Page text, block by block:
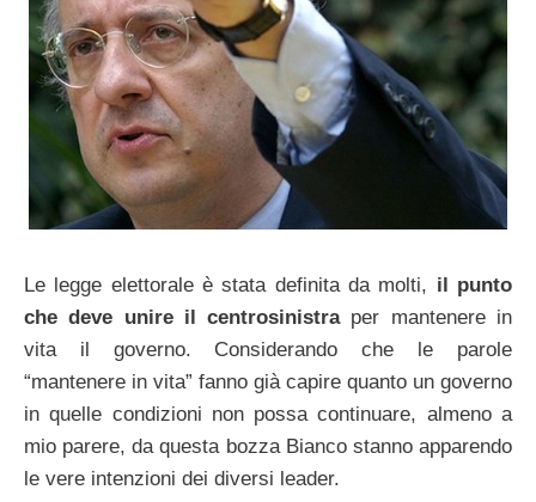
Le legge elettorale è stata definita da molti, il punto
che deve unire il centrosinistraper mantenere in
vita il governo. Considerando che le parole
“mantenere in vita” fanno già capire quanto un governo
in quelle condizioni non possa continuare, almeno a
mio parere, da questa bozza Bianco stanno apparendo
le vere intenzioni dei diversi leader.